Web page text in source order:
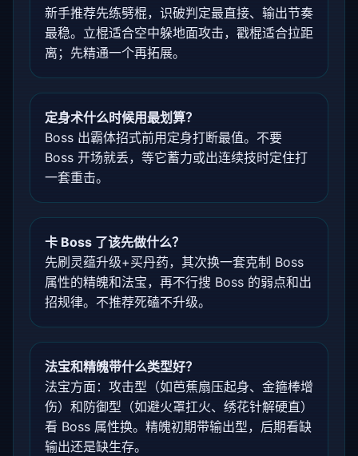
新手推荐先练劈棍，识破判定最直接、输出节奏
最稳。立棍适合空中躲地面攻击，戳棍适合拉距
离；先精通一个再拓展。
定身术什么时候用最划算？
Boss 出霸体招式前用定身打断最值。不要
Boss 开场就丢，等它蓄力或出连续技时定住打
一套重击。
卡 Boss 了该先做什么？
先刷灵蕴升级+买丹药，其次换一套克制 Boss
属性的精魄和法宝，再不行搜 Boss 的弱点和出
招规律。不推荐死磕不升级。
法宝和精魄带什么类型好？
法宝方面：攻击型（如芭蕉扇压起身、金箍棒增
伤）和防御型（如避火罩扛火、绣花针解硬直）
看 Boss 属性换。精魄初期带输出型，后期看缺
输出还是缺生存。